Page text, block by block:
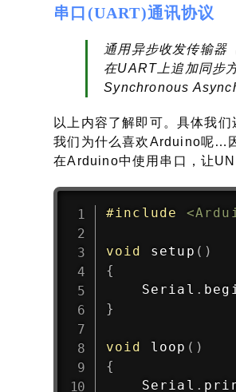
串口(UART)通讯协议
通用异步收发传输
在UART上追加同步
Synchronous
以上内容了解即可。具体我们
我们为什么喜欢Arduino呢…
在Arduino中使用串口，让
#include
void setup ( )
{
    Serial
.
}
void loop ( )
{
    Serial
.